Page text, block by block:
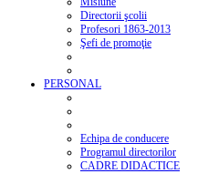
Directorii şcolii
Profesori 1863-2013
Şefi de promoţie
PERSONAL
Echipa de conducere
Programul directorilor
CADRE DIDACTICE